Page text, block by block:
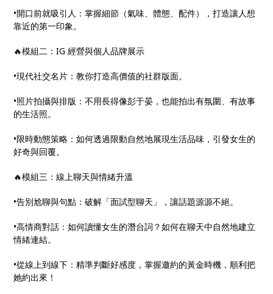
•開口前就吸引人：掌握細節（氣味、體態、配件），打造讓人想
靠近的第一印象。
🔥模組二：IG 經營與個人品牌展示
•現代社交名片：教你打造高價值的社群版面。
•照片拍攝與排版：不用長得像彭于晏，也能拍出有氛圍、有故事
的生活照。
•限時動態策略：如何透過限動自然地展現生活品味，引發女生的
好奇與回覆。
🔥模組三：線上聊天與情緒升溫
•告別尬聊與句點：破解「面試型聊天」，讓話題源源不絕。
•高情商對話：如何讀懂女生的潛台詞？如何在聊天中自然地建立
情緒連結。
•從線上到線下：精準判斷好感度，掌握邀約的黃金時機，順利把
她約出來！